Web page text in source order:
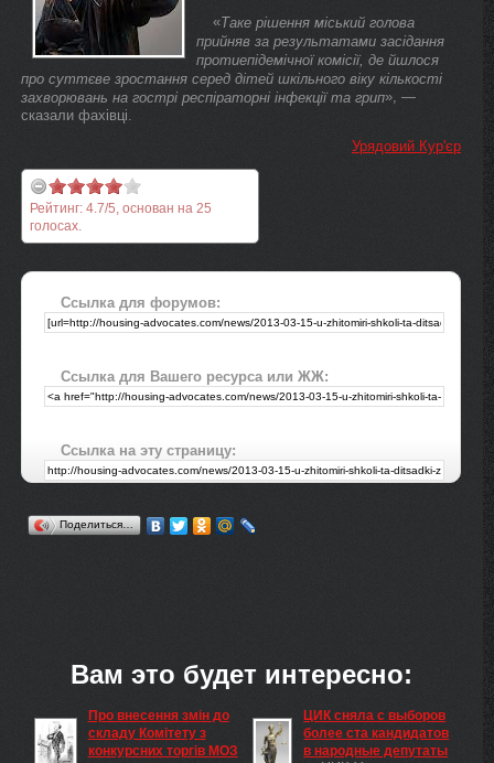
«Таке рішення міський голова
прийняв за результатами засідання
протиепідемічної комісії, де йшлося
про суттєве зростання серед дітей шкільного віку кількості
захворювань на гострі респіраторні інфекції та грип», —
сказали фахівці.
Урядовий Кур'єр
Рейтинг: 4.7/5, основан на 25
голосах.
Ссылка для форумов:
Ссылка для Вашего ресурса или ЖЖ:
Ссылка на эту страницу:
Поделиться…
Вам это будет интересно:
Про внесення змін до
складу Комітету з
конкурсних торгів МОЗ
ЦИК сняла с выборов
более ста кандидатов
в народные депутаты